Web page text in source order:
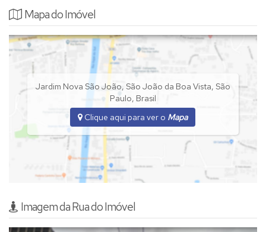
Cozinha com armários planejados,
Lavanderia,
Condomínio 330,00 mês,
Agendar visita,
Mapa do Imóvel
Jardim Nova São João, São João da Boa Vista, São
Paulo, Brasil
Clique aqui para ver o Mapa
Imagem da Rua do Imóvel